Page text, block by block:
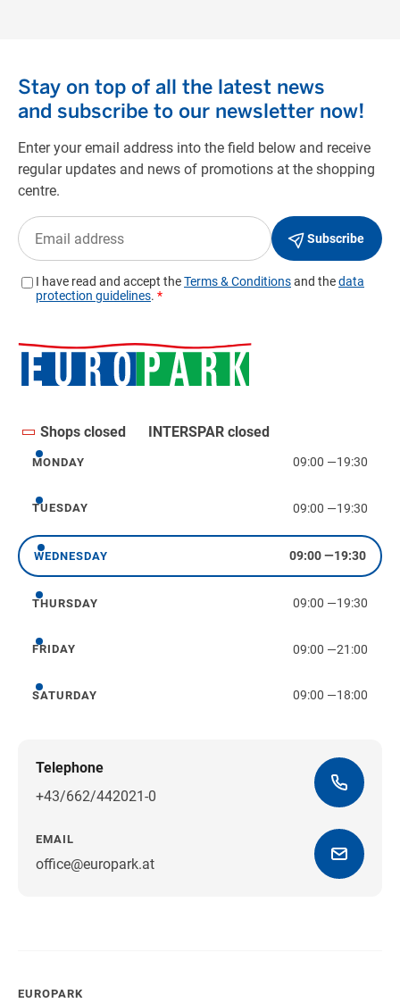
Shops closed INTERSPAR closed
Monday
MONDAY 09:00 —19:30
Tuesday
TUESDAY 09:00 —19:30
Wednesday
WEDNESDAY 09:00—19:30
Thursday
THURSDAY 09:00 —19:30
Friday
FRIDAY 09:00 —21:00
Saturday
SATURDAY 09:00 —18:00
Telephone
+43/662/442021-0
EMAIL
office@europark.at
EUROPARK